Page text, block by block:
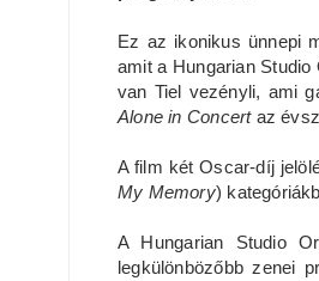
Ez az ikonikus ünnepi
amit a Hungarian
van Tiel vezényli, ami
Alone in Concertaz
A film két Oscar-díj
My Memory)
A Hungarian Studio
legkülönbözőbb zenei